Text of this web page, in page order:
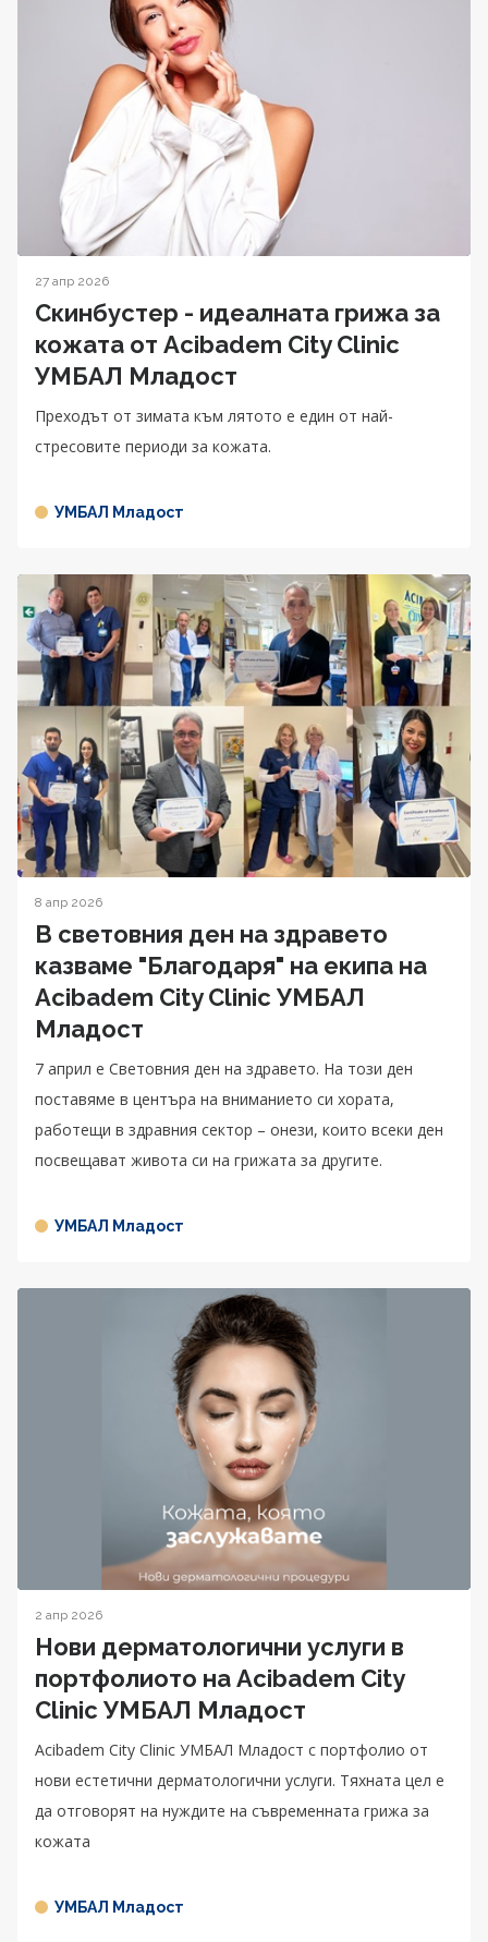
27 апр 2026
Скинбустер - идеалната грижа за
кожата от Acibadem City Clinic
УМБАЛ Младост
Преходът от зимата към лятото е един от най-
стресовите периоди за кожата.
УМБАЛ Младост
8 апр 2026
В световния ден на здравето
казваме "Благодаря" на екипа на
Acibadem City Clinic УМБАЛ
Младост
7 април е Световния ден на здравето. На този ден
поставяме в центъра на вниманието си хората,
работещи в здравния сектор – онези, които всеки ден
посвещават живота си на грижата за другите.
УМБАЛ Младост
2 апр 2026
Нови дерматологични услуги в
портфолиото на Acibadem City
Clinic УМБАЛ Младост
Acibadem City Clinic УМБАЛ Младост с портфолио от
нови естетични дерматологични услуги. Тяхната цел е
да отговорят на нуждите на съвременната грижа за
кожата
УМБАЛ Младост